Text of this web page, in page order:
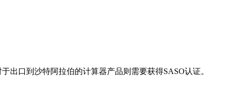
出口到沙特阿拉伯的计算器产品则需要获得SASO认证。